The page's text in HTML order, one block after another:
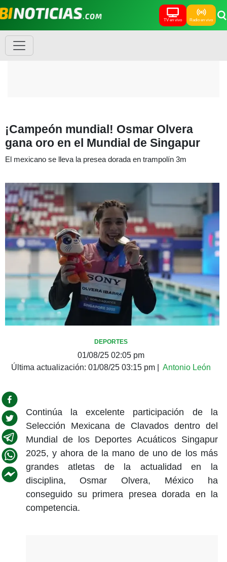
TV en vivo Radio en vivo
¡Campeón mundial! Osmar Olvera
gana oro en el Mundial de Singapur
El mexicano se lleva la presea dorada en trampolín 3m
DEPORTES
01/08/25 02:05 pm
Última actualización: 01/08/25 03:15 pm Antonio León
Continúa la excelente participación de la
Selección Mexicana de Clavados dentro del
Mundial de los Deportes Acuáticos Singapur
2025, y ahora de la mano de uno de los más
grandes atletas de la actualidad en la
disciplina, Osmar Olvera, México ha
conseguido su primera presea dorada en la
competencia.